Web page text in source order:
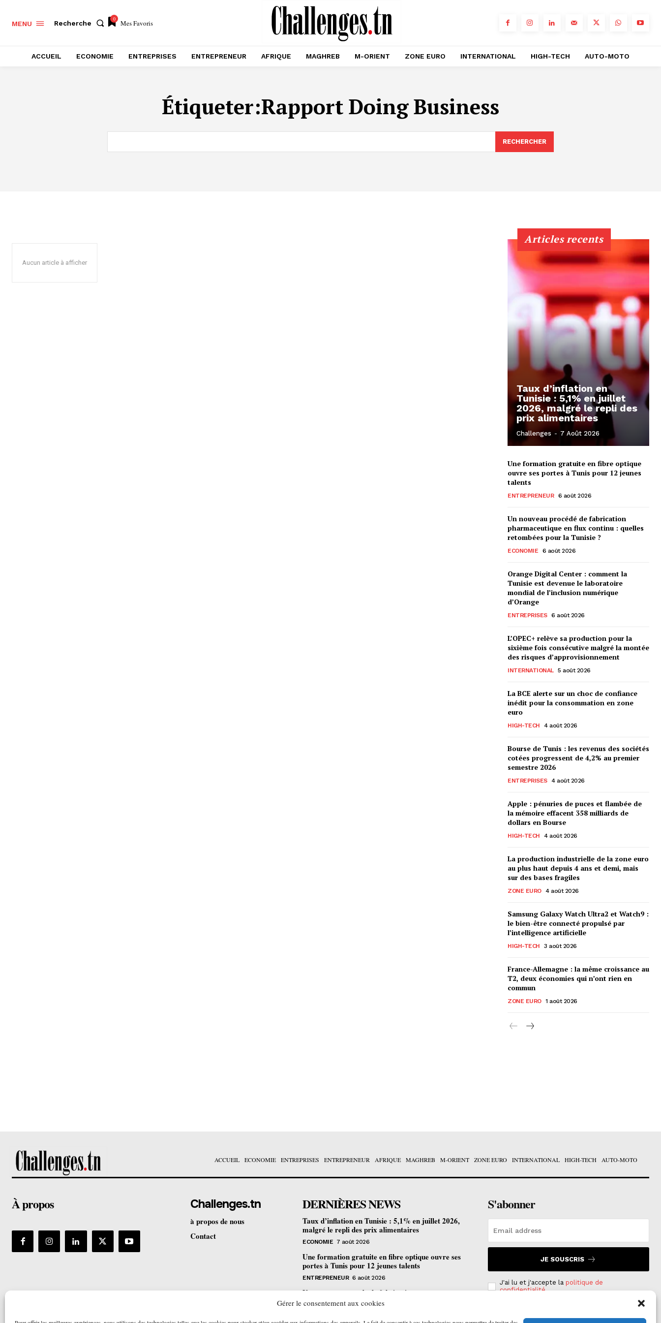
Gérer le consentement aux cookies
MENU Recherche
0 Mes Favoris
ACCUEIL ECONOMIE ENTREPRISES ENTREPRENEUR AFRIQUE MAGHREB M-ORIENT ZONE EURO INTERNATIONAL HIGH-TECH AUTO-MOTO
Étiqueter:Rapport Doing Business
RECHERCHER
Aucun article à afficher
Articles recents
Taux d’inflation en
Tunisie : 5,1% en juillet
2026, malgré le repli des
prix alimentaires
Challenges - 7 Août 2026
Une formation gratuite en fibre optique
ouvre ses portes à Tunis pour 12 jeunes
talents
ENTREPRENEUR 6 août 2026
Un nouveau procédé de fabrication
pharmaceutique en flux continu : quelles
retombées pour la Tunisie ?
ECONOMIE 6 août 2026
Orange Digital Center : comment la
Tunisie est devenue le laboratoire
mondial de l’inclusion numérique
d’Orange
ENTREPRISES 6 août 2026
L’OPEC+ relève sa production pour la
sixième fois consécutive malgré la montée
des risques d’approvisionnement
INTERNATIONAL 5 août 2026
La BCE alerte sur un choc de confiance
inédit pour la consommation en zone
euro
HIGH-TECH 4 août 2026
Bourse de Tunis : les revenus des sociétés
cotées progressent de 4,2% au premier
semestre 2026
ENTREPRISES 4 août 2026
Apple : pénuries de puces et flambée de
la mémoire effacent 358 milliards de
dollars en Bourse
HIGH-TECH 4 août 2026
La production industrielle de la zone euro
au plus haut depuis 4 ans et demi, mais
sur des bases fragiles
ZONE EURO 4 août 2026
Samsung Galaxy Watch Ultra2 et Watch9 :
le bien-être connecté propulsé par
l’intelligence artificielle
HIGH-TECH 3 août 2026
France-Allemagne : la même croissance au
T2, deux économies qui n’ont rien en
commun
ZONE EURO 1 août 2026
ACCUEIL ECONOMIE ENTREPRISES ENTREPRENEUR AFRIQUE MAGHREB M-ORIENT ZONE EURO INTERNATIONAL HIGH-TECH AUTO-MOTO
À propos Challenges.tn
à propos de nous
Contact
DERNIÈRES NEWS
Taux d’inflation en Tunisie : 5,1% en juillet 2026,
malgré le repli des prix alimentaires
ECONOMIE 7 août 2026
Une formation gratuite en fibre optique ouvre ses
portes à Tunis pour 12 jeunes talents
ENTREPRENEUR 6 août 2026
Un nouveau procédé de fabrication
pharmaceutique en flux continu : quelles
S'abonner
JE SOUSCRIS
J'ai lu et j'accepte la politique de
confidentialité.